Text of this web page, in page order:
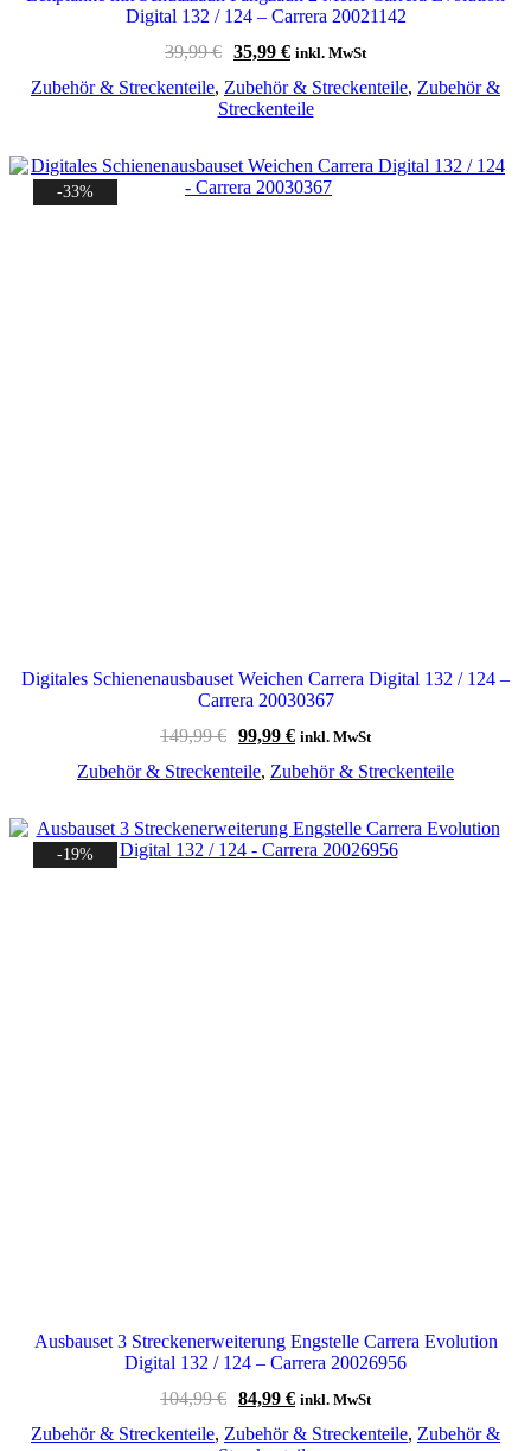
Digital 132 / 124 – Carrera 20021142
39,99€ Ursprünglicher
war:
39,99 €
35,99 €Aktueller
ist:
35,99 €.
inkl. MwSt
Zubehör & Streckenteile, Zubehör & Streckenteile, Zubehör &
Streckenteile
-33%
Digitales Schienenausbauset Weichen Carrera Digital 132 / 124 –
Carrera 20030367
149,99€ Ursprünglicher
war:
99,99 €Aktueller
ist:
inkl. MwSt
Zubehör & Streckenteile, Zubehör & Streckenteile
-19%
Ausbauset 3 Streckenerweiterung Engstelle Carrera Evolution
Digital 132 / 124 – Carrera 20026956
104,99€ Ursprünglicher
war:
84,99 €Aktueller
ist:
inkl. MwSt
Zubehör & Streckenteile, Zubehör & Streckenteile, Zubehör &